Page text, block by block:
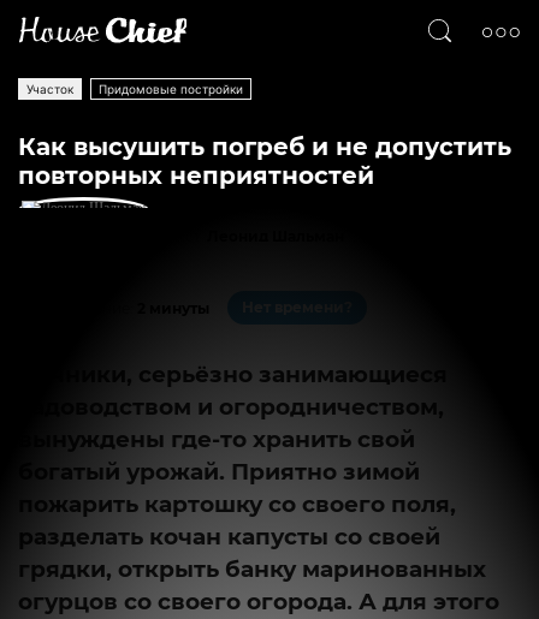
Участок Придомовые постройки
Как высушить погреб и не допустить
повторных неприятностей
Дачники, серьёзно занимающиеся
садоводством и огородничеством,
вынуждены где-то хранить свой
богатый урожай. Приятно зимой
пожарить картошку со своего поля,
разделать кочан капусты со своей
грядки, открыть банку маринованных
огурцов со своего огорода. А для этого